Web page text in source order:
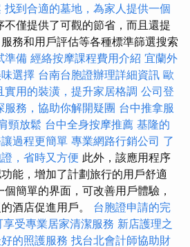
找到合適的墓地，為家人提供一個
不僅提供了可觀的節省，而且還提
務和用戶評估等各種標準篩選搜索
準備 經絡按摩課程費用介紹 宜蘭外
選擇 台南台胞證辦理詳細資訊 歐
實用的裝潢，提升家居格調 公司登
服務，協助你解開疑團 台中推拿服
頸放鬆 台中全身按摩推薦 基隆的
過程更簡單 專業網路行銷公司 了
，省時又方便 此外，該應用程序
能，增加了計劃旅行的用戶舒適
簡單的界面，可改善用戶體驗，
酒店促進用戶。 台胞證申請的完
受專業居家清潔服務 新店護理之
的照護服務 找台北會計師協助財